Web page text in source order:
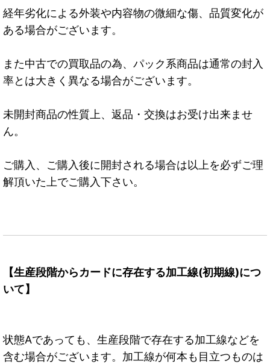
経年劣化による外装や内容物の微細な傷、品質変化が
ある場合がございます。
また中古での買取品の為、パック系商品は通常の封入
率とは大きく異なる場合がございます。
未開封商品の性質上、返品・交換はお受け出来ませ
ん。
ご購入、ご購入後に開封される場合は以上を必ずご理
解頂いた上でご購入下さい。
【生産段階からカードに存在する加工線(初期線)につ
いて】
状態Aであっても、生産段階で存在する加工線などを
含む場合がございます。加工線が何本も目立つものは